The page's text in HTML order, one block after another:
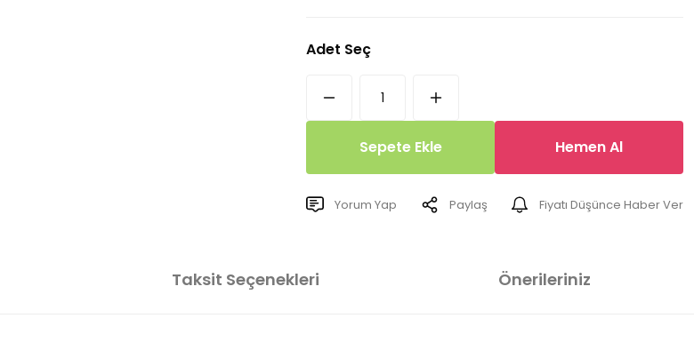
Adet Seç
Sepete Ekle Hemen Al
Yorum Yap Paylaş Fiyatı Düşünce Haber Ver
Taksit Seçenekleri Önerileriniz